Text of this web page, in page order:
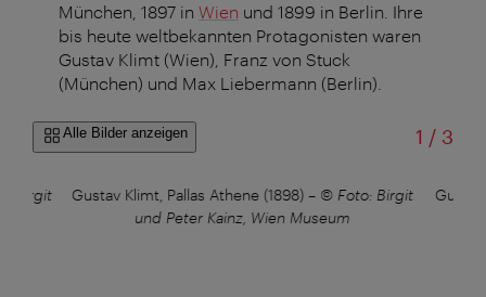
München, 1897 in Wien und 1899 in Berlin. Ihre
bis heute weltbekannten Protagonisten waren
Gustav Klimt (Wien), Franz von Stuck
(München) und Max Liebermann (Berlin).
Alle Bilder anzeigen 1 /von
3
Birgit Gustav Klimt, Pallas Athene (1898) – © Foto: Birgit
und Peter Kainz, Wien Museum